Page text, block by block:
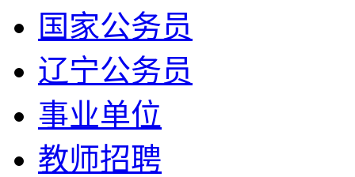
国家公务员
辽宁公务员
事业单位
教师招聘